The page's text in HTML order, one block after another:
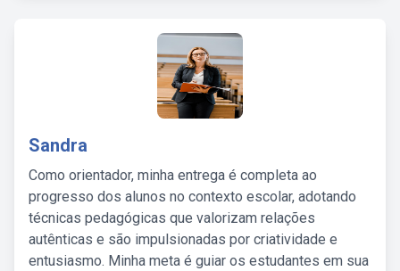
Sandra
Como orientador, minha entrega é completa ao
progresso dos alunos no contexto escolar, adotando
técnicas pedagógicas que valorizam relações
autênticas e são impulsionadas por criatividade e
entusiasmo. Minha meta é guiar os estudantes em sua